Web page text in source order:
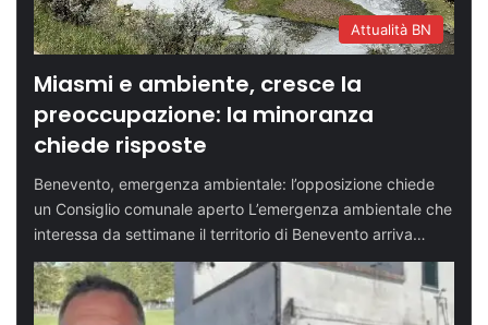
Attualità BN
Miasmi e ambiente, cresce la
preoccupazione: la minoranza
chiede risposte
Benevento, emergenza ambientale: l’opposizione chiede
un Consiglio comunale aperto L’emergenza ambientale che
interessa da settimane il territorio di Benevento arriva…